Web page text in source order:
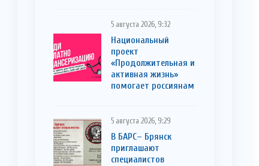
5 августа 2026, 9:32
Национальный
проект
«Продолжительная и
активная жизнь»
помогает россиянам
5 августа 2026, 9:29
В БАРС– Брянcк
приглaшают
cпециaлистoв